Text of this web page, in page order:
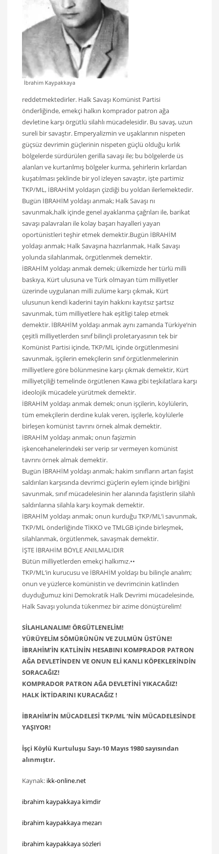
İbrahim Kaypakkaya
reddetmektedirler. Halk Savaşı Komünist Partisi
önderliğinde, emekçi halkın komprador patron ağa
devletine karşı örgütlü silahlı mücadelesidir. Bu savaş, uzun
sureli bir savaştır. Emperyalizmin ve uşaklarının nispeten
güçsüz devrimin güçlerinin nispeten güçlü olduğu kırlık
bölgelerde sürdürülen gerilla savaşı ile; bu bölgelerde üs
alanları ve kurtarılmış bölgeler kurma, şehirlerin kırlardan
kuşatılması şeklinde bir yol izleyen savaştır, işte partimiz
TKP/ML, İBRAHİM yoldaşın çizdiği bu yoldan ilerlemektedir.
Bugün İBRAHİM yoldaşı anmak; Halk Savaşı nı
savunmak,halk içinde genel ayaklanma çağrıları ile, barikat
savaşı palavraları ile kolay başarı hayalleri yayan
oportünistleri teşhir etmek demektir.Bugün İBRAHİM
yoldaşı anmak; Halk Savaşına hazırlanmak, Halk Savaşı
yolunda silahlanmak, örgütlenmek demektir.
İBRAHİM yoldaşı anmak demek; ülkemizde her türlü milli
baskıya, Kürt ulusuna ve Türk olmayan tüm milliyetler
üzerinde uygulanan milli zulüme karşı çıkmak, Kürt
ulusunun kendi kaderini tayin hakkını kayıtsız şartsız
savunmak, tüm milliyetlere hak eşitligi talep etmek
demektir. İBRAHİM yoldaşı anmak aynı zamanda Türkiye’nin
çeşitli milliyetlerden sınıf bilinçli proletaryasının tek bir
Komünist Partisi içinde, TKP/ML içinde örgütlenmesini
savunmak, işçilerin emekçilerin sınıf örgütlenmelerinin
milliyetlere göre bölünmesine karşı çıkmak demektir, Kürt
milliyetçiliği temelinde örgütlenen Kawa gibi teşkilatlara karşı
ideolojik mücadele yürütmek demektir.
İBRAHİM yoldaşı anmak demek; onun işçilerin, köylülerin,
tüm emekçilerin derdine kulak veren, işçilerle, köylülerle
birleşen komünist tavrını örnek almak demektir.
İBRAHİM yoldaşı anmak; onun faşizmin
işkencehanelerindeki ser verip sır vermeyen komünist
tavrını örnek almak demektir.
Bugün İBRAHİM yoldaşı anmak; hakim sınıfların artan faşist
saldırıları karşısında devrimci güçlerin eylem içinde birliğini
savunmak, sınıf mücadelesinin her alanında faşistlerin silahlı
saldırılarına silahla karşı koymak demektir.
İBRAHİM yoldaşı anmak; onun kurduğu TKP/ML’i savunmak,
TKP/ML önderliğinde TİKKO ve TMLGB içinde birleşmek,
silahlanmak, örgütlenmek, savaşmak demektir.
İŞTE İBRAHİM BÖYLE ANILMALIDIR
Bütün milliyetlerden emekçi halkımız.••
TKP/ML’in kurucusu ve İBRAHİM yoldaşı bu bilinçle analım;
onun ve yüzlerce komünistin ve devrimcinin katlinden
duyduğumuz kini Demokratik Halk Devrimi mücadelesinde,
Halk Savaşı yolunda tükenmez bir azime dönüştürelim!
SİLAHLANALIM! ÖRGÜTLENELİM!
YÜRÜYELİM SÖMÜRÜNÜN VE ZULMÜN ÜSTÜNE!
İBRAHİM’İN KATLİNİN HESABINI KOMPRADOR PATRON
AĞA DEVLETİNDEN VE ONUN ELİ KANLI KÖPEKLERİNDİN
SORACAĞIZ!
KOMPRADOR PATRON AĞA DEVLETİNİ YIKACAĞIZ!
HALK İKTİDARINI KURACAĞIZ !
İBRAHİM’İN MÜCADELESİ TKP/ML ‘NİN MÜCADELESİNDE
YAŞIYOR!
İşçi Köylü Kurtuluşu Sayı-10 Mayıs 1980 sayısından
alınmıştır.
Kaynak: ikk-online.net
ibrahim kaypakkaya kimdir
ibrahim kaypakkaya mezarı
ibrahim kaypakkaya sözleri